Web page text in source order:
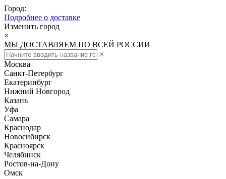
Город:
Подробнее о доставке
Изменить город
×
МЫ ДОСТАВЛЯЕМ ПО ВСЕЙ РОССИИ
×
Москва
Санкт-Петербург
Екатеринбург
Нижний Новгород
Казань
Уфа
Самара
Краснодар
Новосибирск
Красноярск
Челябинск
Ростов-на-Дону
Омск